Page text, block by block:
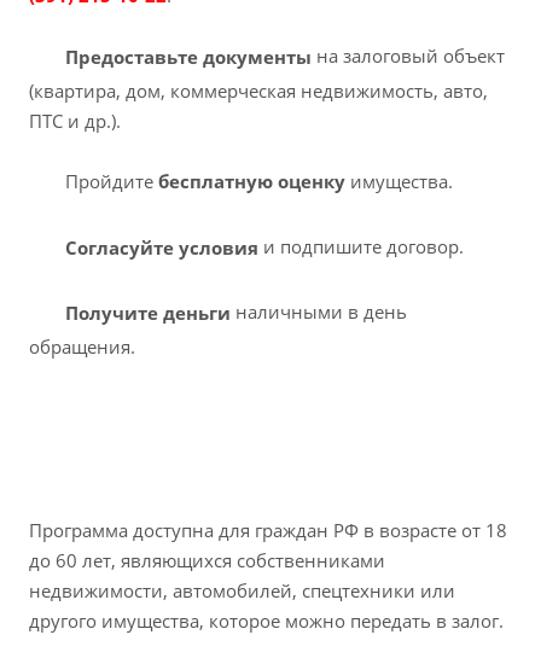
Предоставьте документы на залоговый объект
(квартира, дом, коммерческая недвижимость, авто,
ПТС и др.).
Пройдите бесплатную оценку имущества.
Согласуйте условия и подпишите договор.
Получите деньги наличными в день
обращения.
Программа доступна для граждан РФ в возрасте от 18
до 60 лет, являющихся собственниками
недвижимости, автомобилей, спецтехники или
другого имущества, которое можно передать в залог.